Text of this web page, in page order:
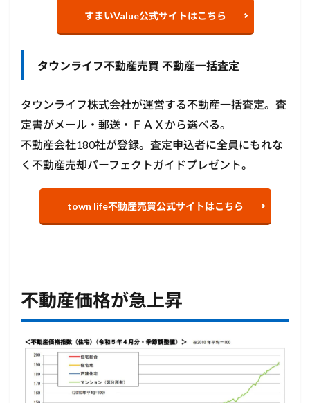
すまいValue公式サイトはこちら
タウンライフ不動産売買 不動産一括査定
タウンライフ株式会社が運営する不動産一括査定。査
定書がメール・郵送・ＦＡＸから選べる。
不動産会社180社が登録。査定申込者に全員にもれな
く不動産売却パーフェクトガイドプレゼント。
town life不動産売買公式サイトはこちら
不動産価格が急上昇